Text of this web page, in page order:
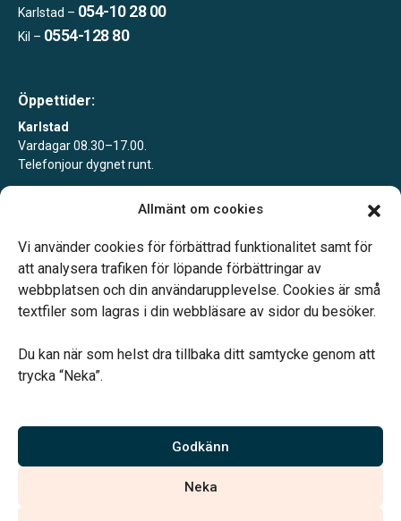
Allmänt om cookies
Vi använder cookies för förbättrad funktionalitet samt för
att analysera trafiken för löpande förbättringar av
webbplatsen och din användarupplevelse. Cookies är små
textfiler som lagras i din webbläsare av sidor du besöker.
Du kan när som helst dra tillbaka ditt samtycke genom att
trycka “Neka”.
Godkänn
Neka
Karlstad – 054-10 28 00
Kil – 0554-128 80
Öppettider:
Karlstad
Vardagar 08.30–17.00.
Telefonjour dygnet runt.
Telefonjour dygnet runt.
Vårt systerbolag Verahill hjälper dig med familjejuridiken –
Vi är auktoriserade av Sveriges Begravningsbyråers Förbund och
har högt ställda krav på utbildning, kvalitet, miljö och arbetsmiljö.